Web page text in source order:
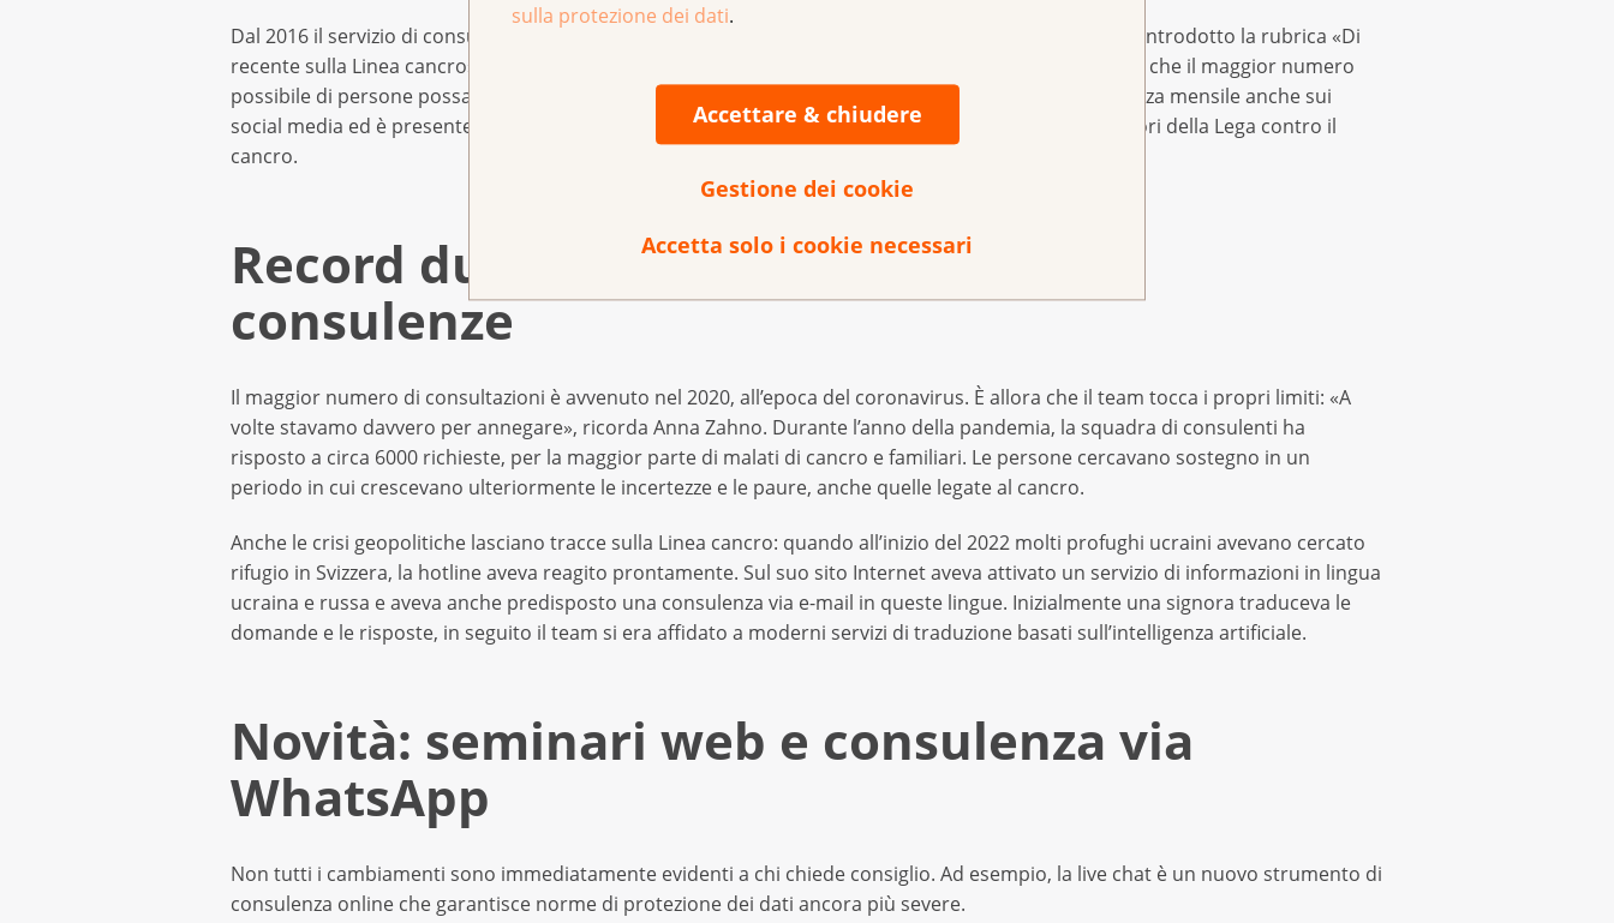
sulla protezione dei dati.
Accettare & chiudere
Gestione dei cookie
Accetta solo i cookie necessari
Dal 2016 il servizio di consulenza è diretto da Anna Zahno. Durante il primo anno, con il suo team ha introdotto la rubrica «Di
recente sulla Linea cancro», in cui una domanda viene resa anonima e pubblicata nel forum, in modo che il maggior numero
possibile di persone possa trarre profitto dalla risposta. Dal 2022, la rubrica viene pubblicata a cadenza mensile anche sui
social media ed è presente con una selezione di domande e risposte su «aspect», la rivista dei donatori della Lega contro il
cancro.
Record durante la pandemia: 6000
consulenze
Il maggior numero di consultazioni è avvenuto nel 2020, all’epoca del coronavirus. È allora che il team tocca i propri limiti: «A
volte stavamo davvero per annegare», ricorda Anna Zahno. Durante l’anno della pandemia, la squadra di consulenti ha
risposto a circa 6000 richieste, per la maggior parte di malati di cancro e familiari. Le persone cercavano sostegno in un
periodo in cui crescevano ulteriormente le incertezze e le paure, anche quelle legate al cancro.
Anche le crisi geopolitiche lasciano tracce sulla Linea cancro: quando all’inizio del 2022 molti profughi ucraini avevano cercato
rifugio in Svizzera, la hotline aveva reagito prontamente. Sul suo sito Internet aveva attivato un servizio di informazioni in lingua
ucraina e russa e aveva anche predisposto una consulenza via e-mail in queste lingue. Inizialmente una signora traduceva le
domande e le risposte, in seguito il team si era affidato a moderni servizi di traduzione basati sull’intelligenza artificiale.
Novità: seminari web e consulenza via
WhatsApp
Non tutti i cambiamenti sono immediatamente evidenti a chi chiede consiglio. Ad esempio, la live chat è un nuovo strumento di
consulenza online che garantisce norme di protezione dei dati ancora più severe.